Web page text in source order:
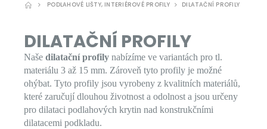
PODLAHOVÉ LIŠTY, INTERIÉROVÉ PROFILY DILATAČNÍ PROFILY
DILATAČNÍ PROFILY
Naše dilatační profily nabízíme ve variantách pro tl.
materiálu 3 až 15 mm. Zároveň tyto profily je možné
ohýbat. Tyto profily jsou vyrobeny z kvalitních materiálů,
které zaručují dlouhou životnost a odolnost a jsou určeny
pro dilataci podlahových krytin nad konstrukčními
dilatacemi podkladu.